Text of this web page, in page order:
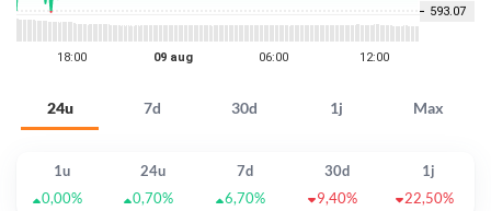
24u 7d 30d 1j Max
1u 24u 7d 30d
1j
0,00%
0,70% 6,70% 9,40% 22,50%